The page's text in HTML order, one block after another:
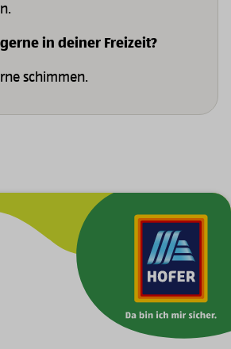
in deiner Freizeit?
schimmen.